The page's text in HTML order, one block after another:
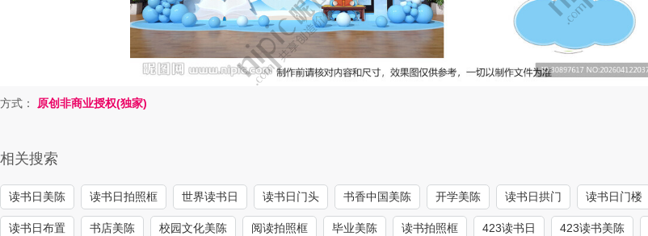
方式： 原创非商业授权(独家)
相关搜索
读书日美陈 读书日拍照框 世界读书日 读书日门头 书香中国美陈 开学美陈 读书日拱门 读书日门楼
读书日布置 书店美陈 校园文化美陈 阅读拍照框 毕业美陈 读书拍照框 423读书日 423读书美陈